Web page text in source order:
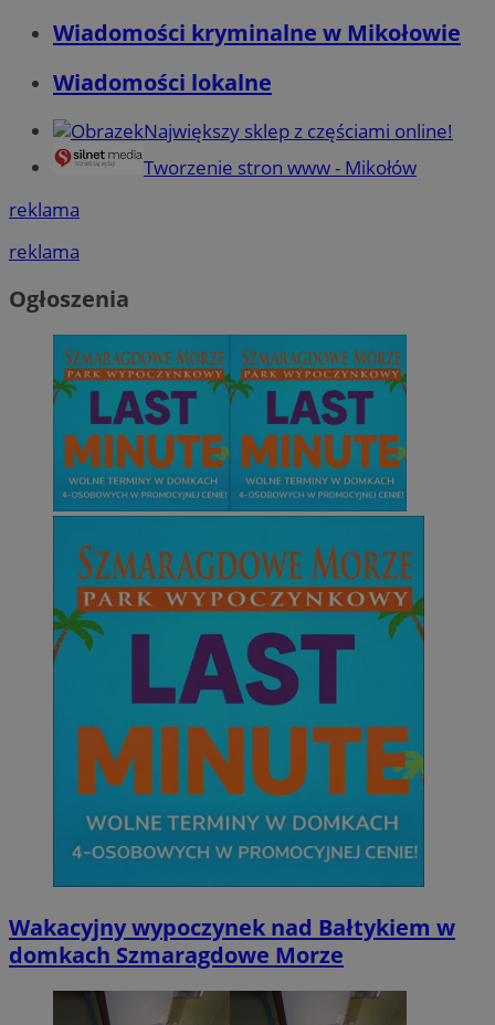
Wiadomości kryminalne w Mikołowie
Wiadomości lokalne
Największy sklep z częściami online!
Tworzenie stron www - Mikołów
reklama
reklama
Ogłoszenia
Wakacyjny wypoczynek nad Bałtykiem w
domkach Szmaragdowe Morze